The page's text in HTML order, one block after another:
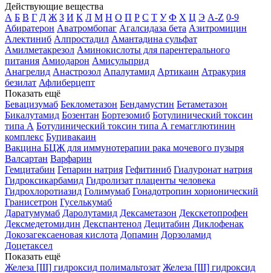
Действующие вещества
А Б В Г Д Ж З И К Л М Н О П Р С Т У Ф Х Ц Э A-Z 0-9
Абиратерон Аватромбопаг Агалсидаза бета Азитромицин
Алектиниб Алпростадил Амантадина сульфат
Амилметакрезол Аминокислоты для парентерального
питания Амиодарон Амисульприд
Анагрелид Анастрозол Апалутамид Артикаин Атракурия
безилат Афлиберцепт
Показать ещё
Бевацизумаб Беклометазон Бендамустин Бетаметазон
Бикалутамид Бозентан Бортезомиб Ботулинический токсин
типа А Ботулинический токсин типа А гемагглютинин
комплекс Бупивакаин
Вакцина БЦЖ для иммунотерапии рака мочевого пузыря
Валсартан Варфарин
Гемцитабин Гепарин натрия Гефитиниб Гиалуронат натрия
Гидроксикарбамид Гидролизат плаценты человека
Гидрохлоротиазид Голимумаб Гонадотропин хорионический
Гранисетрон Гуселькумаб
Даратумумаб Даролутамид Дексаметазон Декскетопрофен
Дексмедетомидин Декспантенол Децитабин Диклофенак
Докозагексаеновая кислота Допамин Дорзоламид
Доцетаксел
Показать ещё
Железа [III] гидроксид полимальтозат Железа [III] гидроксид